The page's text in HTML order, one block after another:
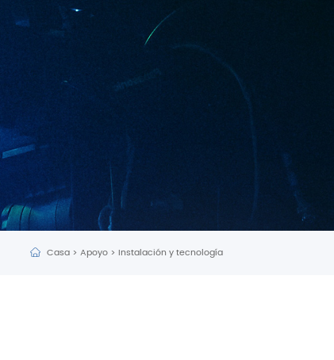
Casa > Apoyo > Instalación y tecnología